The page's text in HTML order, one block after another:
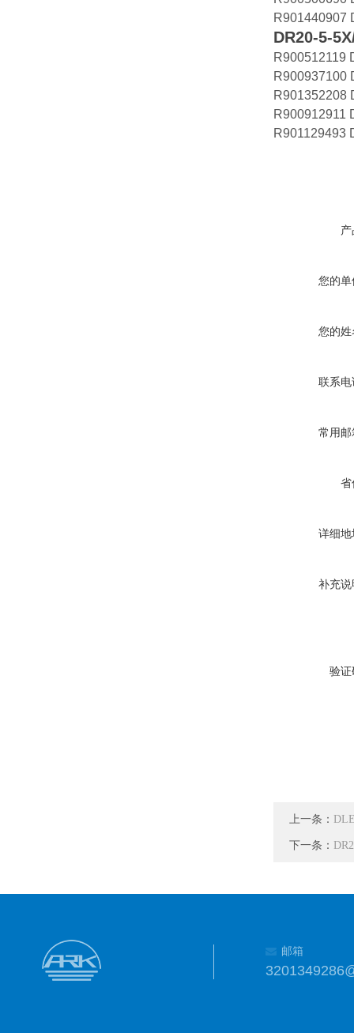
R901440907
DR20-5-
R900512119
R900937100
R901352208
R900912911
R901129493
您的
您的
联系
常用
省
详细
补充
验
上一条：
下一条：
邮箱